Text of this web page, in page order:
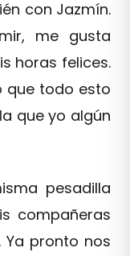
con Jazmín.
me gusta
horas felices.
que todo esto
que yo algún
pesadilla
compañeras
Ya pronto nos